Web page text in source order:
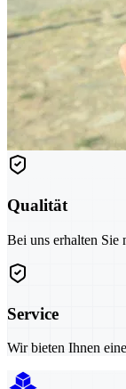
Qualität
Bei uns erhalten Sie
Service
Wir bieten Ihnen